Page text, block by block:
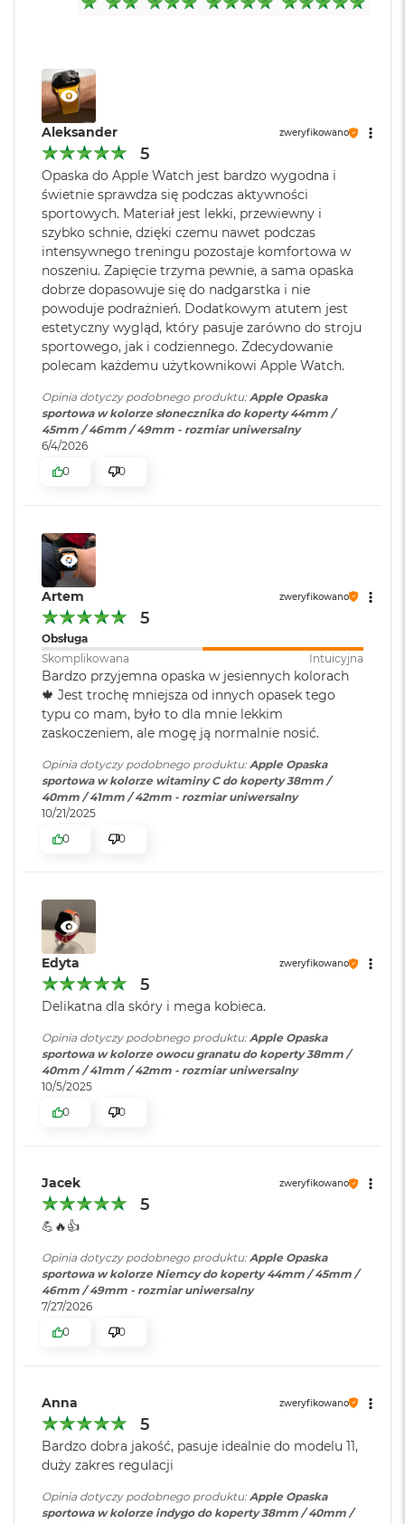
e
d
ł
u
g
k
o
l
o
r
u
M
a
c
B
o
o
k
i
r
B
ł
t
y
M
a
c
B
o
o
k
A
i
r
G
i
e
z
d
a
r
o
ś
ć
M
a
c
B
o
o
r
s
ę
ż
c
o
w
a
a
t
M
a
c
Aleksander zweryfikowano
5
Opaska do Apple Watch jest bardzo wygodna i
świetnie sprawdza się podczas aktywności
sportowych. Materiał jest lekki, przewiewny i
szybko schnie, dzięki czemu nawet podczas
intensywnego treningu pozostaje komfortowa w
noszeniu. Zapięcie trzyma pewnie, a sama opaska
dobrze dopasowuje się do nadgarstka i nie
powoduje podrażnień. Dodatkowym atutem jest
estetyczny wygląd, który pasuje zarówno do stroju
sportowego, jak i codziennego. Zdecydowanie
polecam każdemu użytkownikowi Apple Watch.
Opinia dotyczy podobnego produktu:Apple Opaska
sportowa w kolorze słonecznika do koperty 44mm /
45mm / 46mm / 49mm - rozmiar uniwersalny
6/4/2026
0
0
Artem zweryfikowano
5
Obsługa
Skomplikowana
Intuicyjna
Bardzo przyjemna opaska w jesiennych kolorach
🍁 Jest trochę mniejsza od innych opasek tego
typu co mam, było to dla mnie lekkim
zaskoczeniem, ale mogę ją normalnie nosić.
Opinia dotyczy podobnego produktu: Apple Opaska
sportowa w kolorze witaminy C do koperty 38mm /
40mm / 41mm / 42mm - rozmiar uniwersalny
10/21/2025
0
0
Edyta zweryfikowano
5
Delikatna dla skóry i mega kobieca.
Opinia dotyczy podobnego produktu:Apple Opaska
sportowa w kolorze owocu granatu do koperty 38mm /
40mm / 41mm / 42mm - rozmiar uniwersalny
10/5/2025
0
0
Jacek zweryfikowano
5
💪🔥👍️
Opinia dotyczy podobnego produktu:Apple Opaska
sportowa w kolorze Niemcy do koperty 44mm / 45mm /
46mm / 49mm - rozmiar uniwersalny
7/27/2026
0
0
Anna zweryfikowano
5
Bardzo dobra jakość, pasuje idealnie do modelu 11,
duży zakres regulacji
Opinia dotyczy podobnego produktu: Apple Opaska
sportowa w kolorze indygo do koperty 38mm / 40mm /